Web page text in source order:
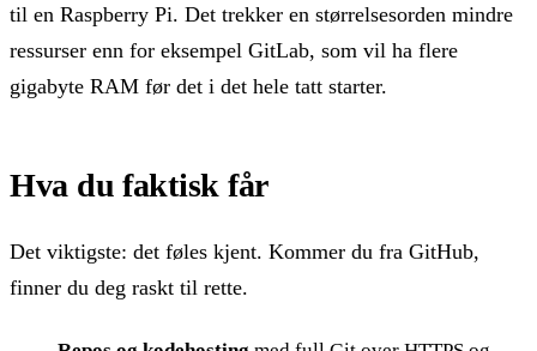
til en Raspberry Pi. Det trekker en størrelsesorden mindre
ressurser enn for eksempel GitLab, som vil ha flere
gigabyte RAM før det i det hele tatt starter.
Hva du faktisk får
Det viktigste: det føles kjent. Kommer du fra GitHub,
finner du deg raskt til rette.